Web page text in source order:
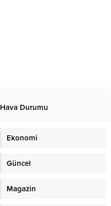
Hava Durumu
Ekonomi
Güncel
Magazin